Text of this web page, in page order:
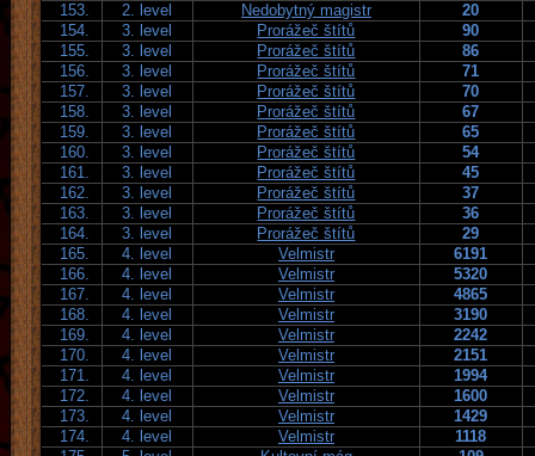
153.
2. level Nedobytný magistr
20
154.
3. level Prorážeč štítů
90
155.
3. level Prorážeč štítů
86
156.
3. level Prorážeč štítů
71
157.
3. level Prorážeč štítů
70
158.
3. level Prorážeč štítů
67
159.
3. level Prorážeč štítů
65
160.
3. level Prorážeč štítů
54
161.
3. level Prorážeč štítů
45
162.
3. level Prorážeč štítů
37
163.
3. level Prorážeč štítů
36
164.
3. level Prorážeč štítů
29
165.
4. level Velmistr
6191
166.
4. level Velmistr
5320
167.
4. level Velmistr
4865
168.
4. level Velmistr
3190
169.
4. level Velmistr
2242
170.
4. level Velmistr
2151
171.
4. level Velmistr
1994
172.
4. level Velmistr
1600
173.
4. level Velmistr
1429
174.
4. level Velmistr
1118